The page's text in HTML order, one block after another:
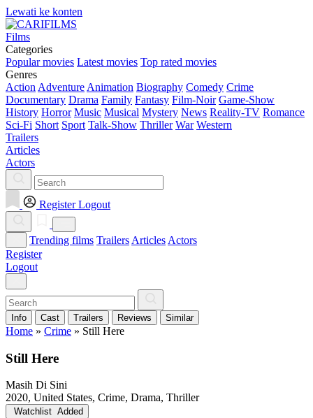
Lewati ke konten
Films
Categories
Popular movies Latest movies Top rated movies
Genres
Action Adventure Animation Biography Comedy Crime
Documentary Drama Family Fantasy Film-Noir Game-Show
History Horror Music Musical Mystery News Reality-TV Romance
Sci-Fi Short Sport Talk-Show Thriller War Western
Trailers
Articles
Actors
Register Logout
Trending films Trailers Articles Actors
Register
Logout
Info Cast Trailers Reviews Similar
Home » Crime » Still Here
Still Here
Masih Di Sini
2020, United States, Crime, Drama, Thriller
Watchlist Added